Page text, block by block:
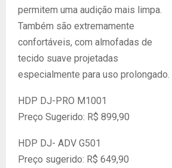
permitem uma audição mais limpa.
Também são extremamente
confortáveis, com almofadas de
tecido suave projetadas
especialmente para uso prolongado.
HDP DJ-PRO M1001
Preço Sugerido: R$ 899,90
HDP DJ- ADV G501
Preço sugerido: R$ 649,90